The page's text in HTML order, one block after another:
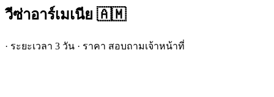
วีซ่าอาร์เมเนีย 🇦🇲
· ระยะเวลา 3 วัน · ราคา สอบถามเจ้าหน้าที่